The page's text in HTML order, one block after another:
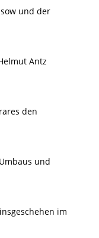
und der
Antz
den
und
im